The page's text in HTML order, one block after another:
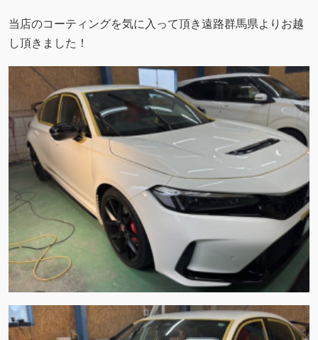
当店のコーティングを気に入って頂き遠路群馬県よりお越
し頂きました！